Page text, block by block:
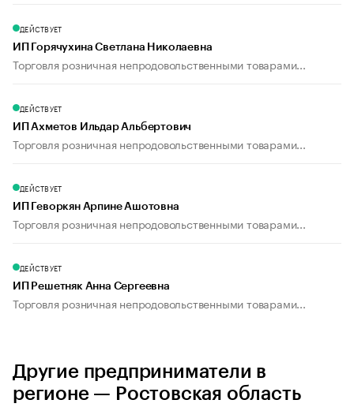
ДЕЙСТВУЕТ
ИП Горячухина Светлана Николаевна
Торговля розничная непродовольственными товарами...
ДЕЙСТВУЕТ
ИП Ахметов Ильдар Альбертович
Торговля розничная непродовольственными товарами...
ДЕЙСТВУЕТ
ИП Геворкян Арпине Ашотовна
Торговля розничная непродовольственными товарами...
ДЕЙСТВУЕТ
ИП Решетняк Анна Сергеевна
Торговля розничная непродовольственными товарами...
Другие предприниматели в
регионе — Ростовская область